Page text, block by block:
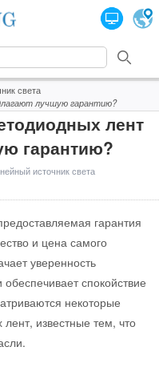
света
лучшую гарантию?
лент
гарантию?
источник света
гарантия
и цена самого
уверенность
спокойствие
некоторые
лент, известные тем, что